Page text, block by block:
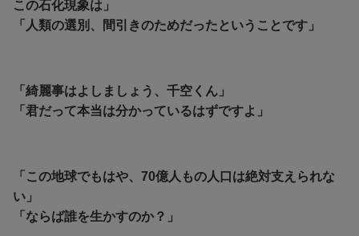
この石化現象は」
「人類の選別、間引きのためだったということです」
「綺麗事はよしましょう、千空くん」
「君だって本当は分かっているはずですよ」
「この地球でもはや、70億人もの人口は絶対支えられな
い」
「ならば誰を生かすのか？」